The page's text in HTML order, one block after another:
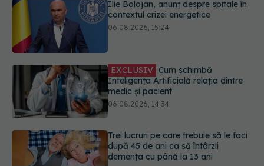
EXCLUSIV Cum schimbă
Inteligența Artificială relația dintre
medic și pacient
Trei lucruri pe care trebuie să le faci
după 45 de ani ca să întârzii
demența cu până la 13 ani
06.08.2026, 13:03
Colebil și Panzcebil, blocate
temporar în farmacii. ANMDMR
explică de ce a luat măsura